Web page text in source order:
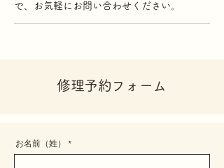
で、お気軽にお問い合わせください。
修理予約フォーム
お名前（姓）